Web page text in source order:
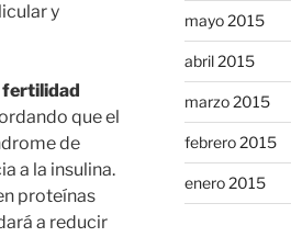
y
fertilidad
que el
de
a la insulina.
proteínas
a reducir
mayo 2015
abril 2015
marzo 2015
febrero 2015
enero 2015